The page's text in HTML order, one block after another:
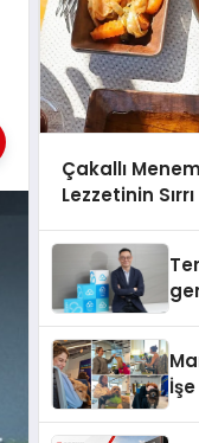
Çakallı
Lezzetinin